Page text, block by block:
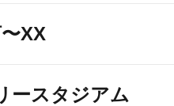
XX
ースタジアム